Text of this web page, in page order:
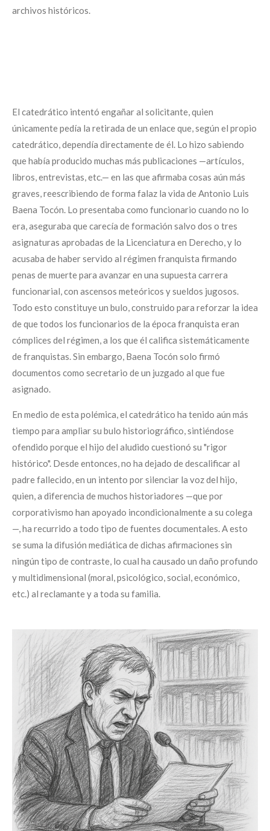
archivos históricos.
El catedrático intentó engañar al solicitante, quien
únicamente pedía la retirada de un enlace que, según el propio
catedrático, dependía directamente de él. Lo hizo sabiendo
que había producido muchas más publicaciones —artículos,
libros, entrevistas, etc.— en las que afirmaba cosas aún más
graves, reescribiendo de forma falaz la vida de Antonio Luis
Baena Tocón. Lo presentaba como funcionario cuando no lo
era, aseguraba que carecía de formación salvo dos o tres
asignaturas aprobadas de la Licenciatura en Derecho, y lo
acusaba de haber servido al régimen franquista firmando
penas de muerte para avanzar en una supuesta carrera
funcionarial, con ascensos meteóricos y sueldos jugosos.
Todo esto constituye un bulo, construido para reforzar la idea
de que todos los funcionarios de la época franquista eran
cómplices del régimen, a los que él califica sistemáticamente
de franquistas. Sin embargo, Baena Tocón solo firmó
documentos como secretario de un juzgado al que fue
asignado.
En medio de esta polémica, el catedrático ha tenido aún más
tiempo para ampliar su bulo historiográfico, sintiéndose
ofendido porque el hijo del aludido cuestionó su "rigor
histórico". Desde entonces, no ha dejado de descalificar al
padre fallecido, en un intento por silenciar la voz del hijo,
quien, a diferencia de muchos historiadores —que por
corporativismo han apoyado incondicionalmente a su colega
—, ha recurrido a todo tipo de fuentes documentales. A esto
se suma la difusión mediática de dichas afirmaciones sin
ningún tipo de contraste, lo cual ha causado un daño profundo
y multidimensional (moral, psicológico, social, económico,
etc.) al reclamante y a toda su familia.